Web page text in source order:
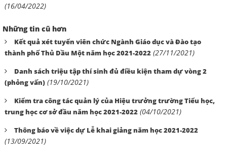
(16/04/2022)
Những tin cũ hơn
Kết quả xét tuyển viên chức Ngành Giáo dục và Đào tạo
thành phố Thủ Dầu Một năm học 2021-2022 (27/11/2021)
Danh sách triệu tập thí sinh đủ điều kiện tham dự vòng 2
(phỏng vấn) (19/10/2021)
Kiểm tra công tác quản lý của Hiệu trưởng trường Tiểu học,
trung học cơ sở đầu năm học 2021-2022 (04/10/2021)
Thông báo về việc dự Lễ khai giảng năm học 2021-2022
(13/09/2021)